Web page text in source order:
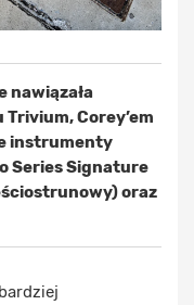
nawiązała
Corey’em
instrumenty
Series Signature
oraz